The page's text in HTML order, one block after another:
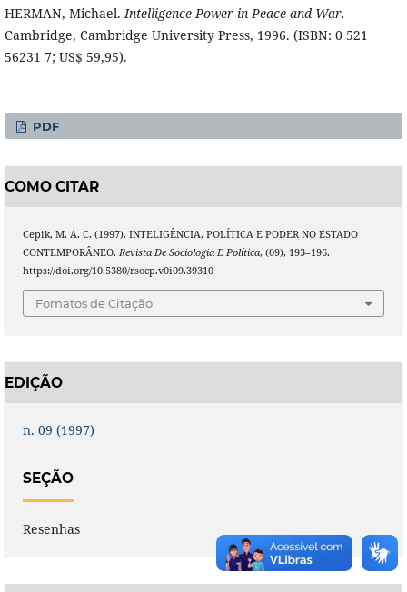
HERMAN, Michael.Intelligence Power in Peace and War.
Cambridge, Cambridge University Press, 1996. (ISBN: 0 521
56231 7; US$ 59,95).
PDF
COMO CITAR
Cepik, M. A. C. (1997). INTELIGÊNCIA, POLÍTICA E PODER NO ESTADO
CONTEMPORÂNEO. Revista De Sociologia E Política, (09), 193–196.
https://doi.org/10.5380/rsocp.v0i09.39310
Fomatos de Citação
EDIÇÃO
n. 09 (1997)
SEÇÃO
Resenhas